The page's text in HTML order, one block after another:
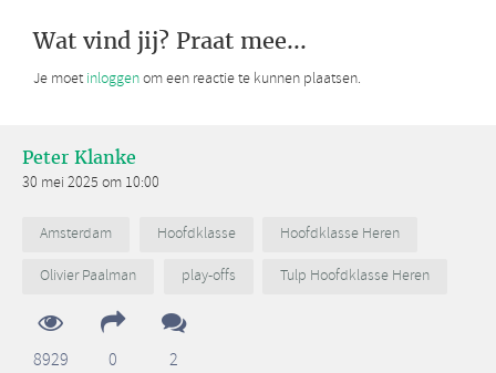
Wat vind jij? Praat mee...
Je moet inloggenom een reactie te kunnen plaatsen.
Peter Klanke
30 mei 2025 om 10:00
Amsterdam Hoofdklasse
Hoofdklasse Heren
Olivier Paalman
play-offs Tulp Hoofdklasse Heren
8929 0 2